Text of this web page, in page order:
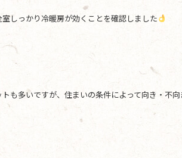
しっかり冷暖房が効くことを確認しました
も多いですが、住まいの条件によって向き・不向